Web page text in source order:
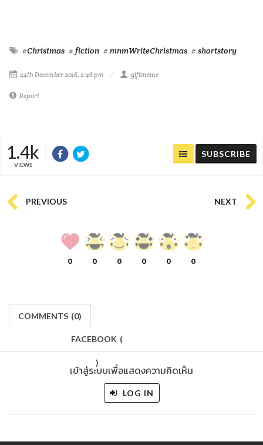
#Christmas # fiction # mnmWriteChristmas # shortstory
24th December 2016, 2:46 pm giftmeme
Report
1.4k
VIEWS
SUBSCRIBE
PREVIOUS NEXT
0 0 0 0 0 0
COMMENTS (0)
FACEBOOK (
)
เข้าสู่ระบบเพื่อแสดงความคิดเห็น
LOG IN